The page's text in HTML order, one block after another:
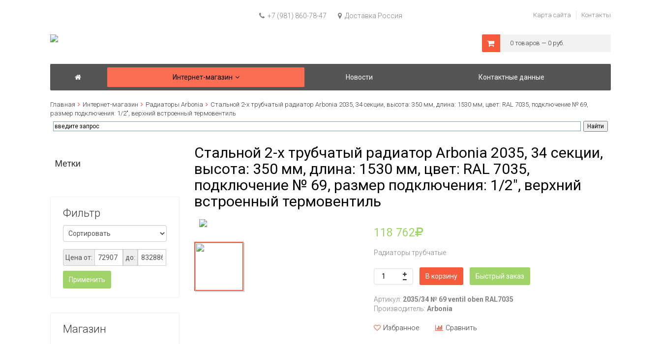
+7 (981) 860-78-47 Доставка Россия Карта сайта Контакты
0 товаров — 0 руб.
Интернет-магазин Новости Контактные данные
Главная Интернет-магазин Радиаторы Arbonia
Стальной 2-х трубчатый радиатор Arbonia 2035, 34 секции, высота: 350 мм, длина: 1530 мм, цвет: RAL 7035, подключение № 69,
размер подключения: 1/2", верхний встроенный термовентиль
Метки
Фильтр
Цена от: до:
Применить
Магазин
Стальной 2-х трубчатый радиатор Arbonia 2035, 34 секции,
высота: 350 мм, длина: 1530 мм, цвет: RAL 7035,
подключение № 69, размер подключения: 1/2", верхний
встроенный термовентиль
118 762
Радиаторы трубчатые
В корзину Быстрый заказ
Артикул: 2035/34 № 69 ventil oben RAL7035
Производитель:Arbonia
Избранное Сравнить